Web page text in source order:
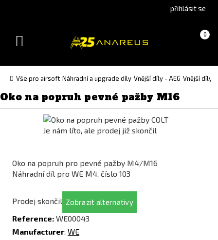
version(Slovak)
přihlásit se
Košík 0
(prázdný)
Toggle
Vše pro airsoft Náhradní a upgrade díly Vnější díly - AEG Vnější díly
Oko na popruh pevné pažby M16
Je nám líto, ale prodej již skončil
Oko na popruh pro pevné pažby M4/M16
Náhradní díl pro WE M4, číslo 103
Prodej skončil Zobrazit alternativy
Reference: WE00043
Manufacturer: WE